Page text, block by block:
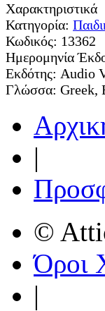
Χαρακτηριστικά
Κατηγορία:
Κωδικός: 13362
Ημερομηνία
Εκδότης: Audio
Γλώσσα: Greek,
|
©
Όροι
|